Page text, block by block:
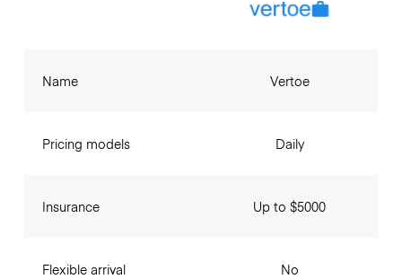
Name
Pricing models
Insurance
Flexible arrival
Vertoe
Daily
Up to $5000
No